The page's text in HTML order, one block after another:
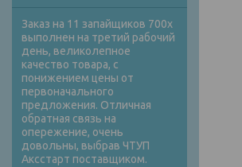
Заказ на 11 запайщиков 700х
выполнен на третий рабочий
день, великолепное
качество товара, с
понижением цены от
первоначального
предложения. Отличная
обратная связь на
опережение, очень
довольны, выбрав ЧТУП
Аксстарт поставщиком.